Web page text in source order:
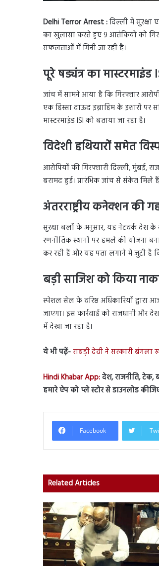
Delhi Terror Arrest :दिल्ली में
का खुलासा करते हुए 9 आतंकियों को
सफलताओं में गिनी जा रही है।
पूरे षड्यंत्र का मास्टरमाइंड
जांच में सामने आया है कि गिरफ्तार आरोपी
एक हिस्सा दाऊद इब्राहिम के इशारों पर
मास्टरमाइंड ISI को बताया जा रहा है।
विदेशी हथियारों समेत
आरोपियों की गिरफ्तारी दिल्ली, मुंबई,
बरामद हुई। प्रारंभिक जांच से संकेत मिले
अंतरराष्ट्रीय कनेक्शन की
सुरक्षा बलों के अनुसार, यह नेटवर्क देश के
रणनीतिक स्थानों पर हमले की योजना
कर रही हैं और यह पता लगाने में जुटी हैं
बड़ी साजिश को किया
स्पेशल सेल के वरिष्ठ अधिकारियों
जाएगा। इस कार्रवाई को राजधानी
में देखा जा रहा है।
ये भी पढ़ें-राबड़ी देवी ने सरकारी बंगला
Hindi Khabar App:देश, राजनीति, टेक,
हमारे ऐप को प्ले स्टोर से डाउनलोड
Facebook
Related Articles